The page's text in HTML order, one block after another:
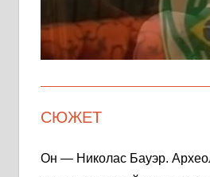
СЮЖЕТ
Он — Николас Бауэр.